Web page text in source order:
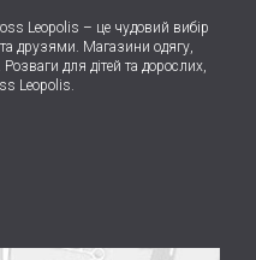
Leopolis – це чудовий вибір
друзями. Магазини одягу,
Розваги для дітей та дорослих,
Leopolis.